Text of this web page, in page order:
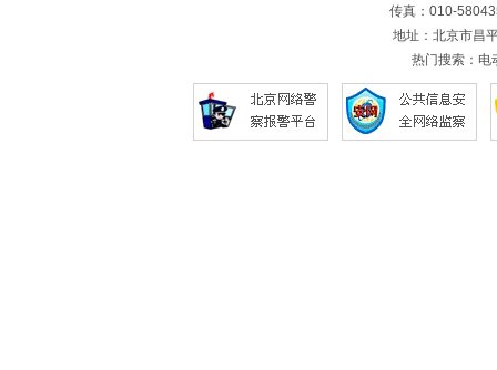
传真：010-
地址：北京市
热门搜索： 电